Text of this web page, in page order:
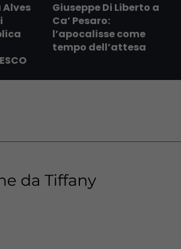
Alves
Giuseppe Di Liberto a
Ca’ Pesaro:
l’apocalisse come
tempo dell’attesa